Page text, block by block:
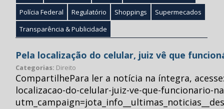
Polícia Federal
Regulatório Shoppings
Supermecados
Transparência & Publicidade
Pela localização do celular, juiz vê que
Categorias: Direito
CompartilhePara ler a notícia na íntegra,
localizacao-do-celular-juiz-ve-que-funcionario-